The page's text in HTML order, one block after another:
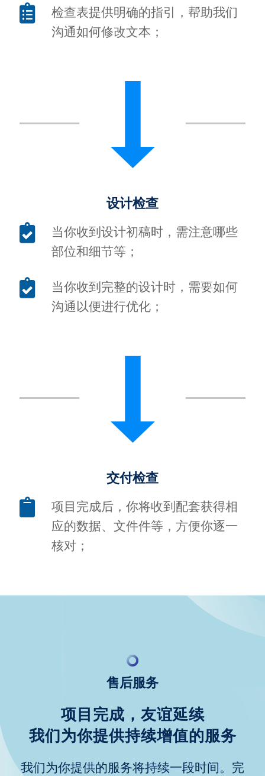
检查表提供明确的指引，帮助我们
沟通如何修改文本；
设计检查
当你收到设计初稿时，需注意哪些
部位和细节等；
当你收到完整的设计时，需要如何
沟通以便进行优化；
交付检查
项目完成后，你将收到配套获得相
应的数据、文件件等，方便你逐一
核对；
售后服务
项目完成，友谊延续
我们为你提供持续增值的服务
我们为你提供的服务将持续一段时间。完